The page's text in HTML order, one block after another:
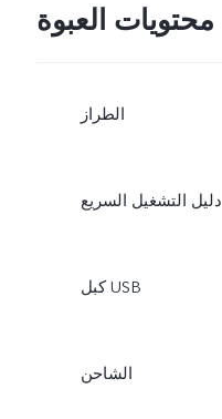
محتويات العبوة
الطراز
دليل التشغيل السريع
كبل USB
الشاحن